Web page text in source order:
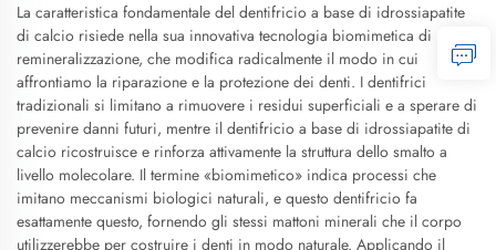
La caratteristica fondamentale del dentifricio a base di idrossiapatite
di calcio risiede nella sua innovativa tecnologia biomimetica di
remineralizzazione, che modifica radicalmente il modo in cui
affrontiamo la riparazione e la protezione dei denti. I dentifrici
tradizionali si limitano a rimuovere i residui superficiali e a sperare di
prevenire danni futuri, mentre il dentifricio a base di idrossiapatite di
calcio ricostruisce e rinforza attivamente la struttura dello smalto a
livello molecolare. Il termine «biomimetico» indica processi che
imitano meccanismi biologici naturali, e questo dentifricio fa
esattamente questo, fornendo gli stessi mattoni minerali che il corpo
utilizzerebbe per costruire i denti in modo naturale. Applicando il